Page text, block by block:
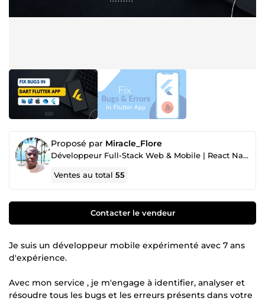
Proposé par Miracle_Flore
Développeur Full-Stack Web & Mobile | React Native, Flutter & Node.js
Ventes au total55
Contacter le vendeur
Je suis un développeur mobile expérimenté avec 7 ans
d'expérience.
Avec mon service , je m'engage à identifier, analyser et
résoudre tous les bugs et les erreurs présents dans votre